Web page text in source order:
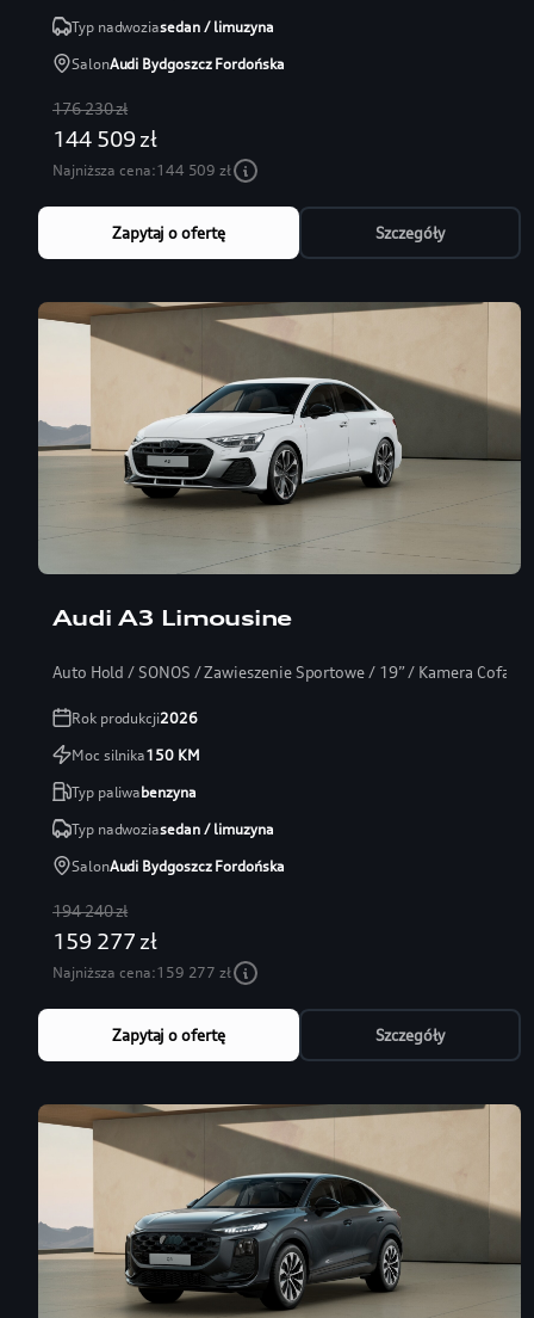
Typ nadwoziasedan / limuzyna
SalonAudi Bydgoszcz Fordońska
176 230 zł
144 509 zł
Najniższa cena:144 509 zł
Zapytaj o ofertę Szczegóły
Audi A3 Limousine
Auto Hold / SONOS / Zawieszenie Sportowe / 19” / Kamera Cofania
Rok produkcji2026
Moc silnika150KM
Typ paliwabenzyna
Typ nadwoziasedan / limuzyna
SalonAudi Bydgoszcz Fordońska
194 240 zł
159 277 zł
Najniższa cena:159 277 zł
Zapytaj o ofertę Szczegóły